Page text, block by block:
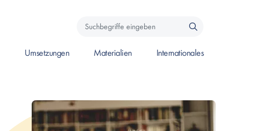
Suchbegriffe
Umsetzungen
Materialien
Internationales